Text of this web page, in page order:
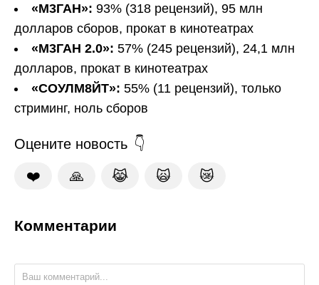
«М3ГАН»: 93% (318 рецензий), 95 млн
долларов сборов, прокат в кинотеатрах
«М3ГАН 2.0»: 57% (245 рецензий), 24,1 млн
долларов, прокат в кинотеатрах
«СОУЛМ8ЙТ»: 55% (11 рецензий), только
стриминг, ноль сборов
Оцените новость
❤️ 🙏 😹 🙀 😿
Комментарии